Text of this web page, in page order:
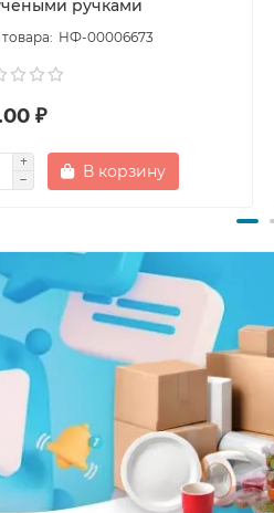
ручками
НФ-00006673
₽
В корзину